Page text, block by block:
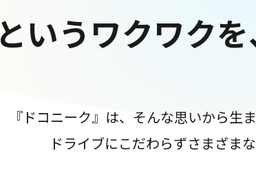
というワクワク
『ドコニーク』は、そんな思いから生
ドライブにこだわらずさまざま